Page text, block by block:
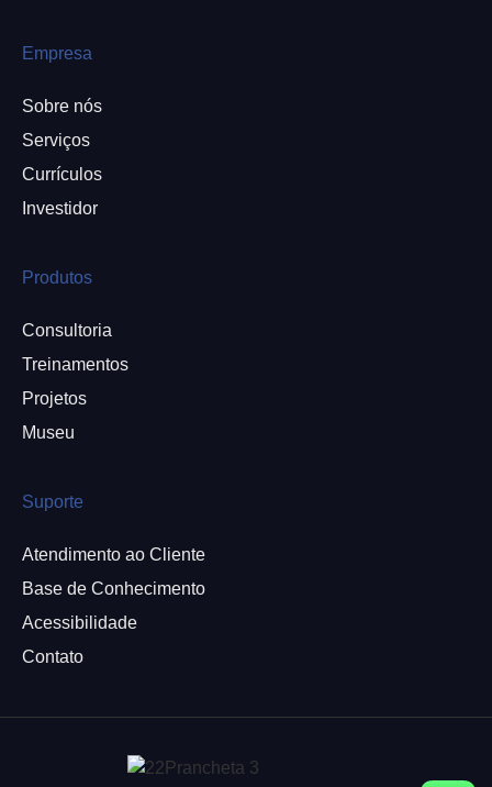
Empresa
Sobre nós
Serviços
Currículos
Investidor
Produtos
Consultoria
Treinamentos
Projetos
Museu
Suporte
Atendimento ao Cliente
Base de Conhecimento
Acessibilidade
Contato